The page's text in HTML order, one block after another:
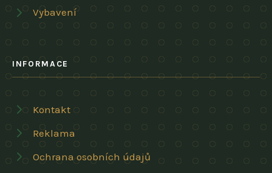
Vybavení
INFORMACE
Kontakt
Reklama
Ochrana osobních údajů